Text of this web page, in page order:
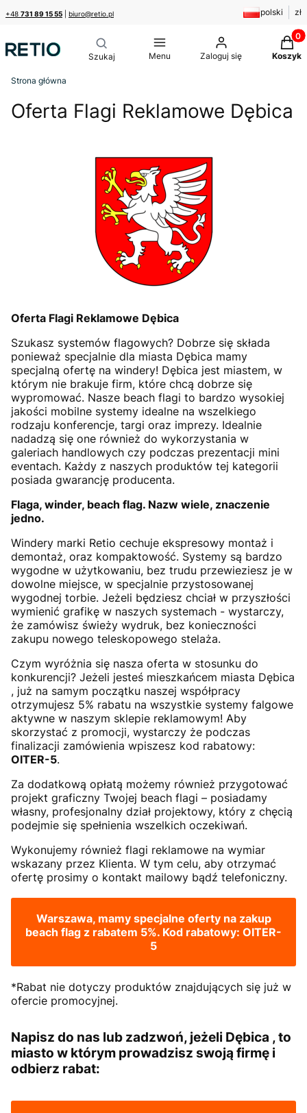
+48 731 89 15 55 biuro@retio.pl polski zł
Menu Zaloguj się Koszyk
Strona główna
Oferta Flagi Reklamowe Dębica
Oferta Flagi Reklamowe Dębica
Szukasz systemów flagowych? Dobrze się składa
ponieważ specjalnie dla miasta Dębica mamy
specjalną ofertę na windery! Dębica jest miastem, w
którym nie brakuje firm, które chcą dobrze się
wypromować. Nasze beach flagi to bardzo wysokiej
jakości mobilne systemy idealne na wszelkiego
rodzaju konferencje, targi oraz imprezy. Idealnie
nadadzą się one również do wykorzystania w
galeriach handlowych czy podczas prezentacji mini
eventach. Każdy z naszych produktów tej kategorii
posiada gwarancję producenta.
Flaga, winder, beach flag. Nazw wiele, znaczenie
jedno.
Windery marki Retio cechuje ekspresowy montaż i
demontaż, oraz kompaktowość. Systemy są bardzo
wygodne w użytkowaniu, bez trudu przewieziesz je w
dowolne miejsce, w specjalnie przystosowanej
wygodnej torbie. Jeżeli będziesz chciał w przyszłości
wymienić grafikę w naszych systemach - wystarczy,
że zamówisz świeży wydruk, bez konieczności
zakupu nowego teleskopowego stelaża.
Czym wyróżnia się nasza oferta w stosunku do
konkurencji? Jeżeli jesteś mieszkańcem miasta Dębica
, już na samym początku naszej współpracy
otrzymujesz 5% rabatu na wszystkie systemy falgowe
aktywne w naszym sklepie reklamowym! Aby
skorzystać z promocji, wystarczy że podczas
finalizacji zamówienia wpiszesz kod rabatowy:
OITER-5.
Za dodatkową opłatą możemy również przygotować
projekt graficzny Twojej beach flagi – posiadamy
własny, profesjonalny dział projektowy, który z chęcią
podejmie się spełnienia wszelkich oczekiwań.
Wykonujemy również flagi reklamowe na wymiar
wskazany przez Klienta. W tym celu, aby otrzymać
ofertę prosimy o kontakt mailowy bądź telefoniczny.
Warszawa, mamy specjalne oferty na zakup
beach flag z rabatem 5%. Kod rabatowy: OITER-
5
*Rabat nie dotyczy produktów znajdujących się już w
ofercie promocyjnej.
Napisz do nas lub zadzwoń, jeżeli Dębica , to
miasto w którym prowadzisz swoją firmę i
odbierz rabat: